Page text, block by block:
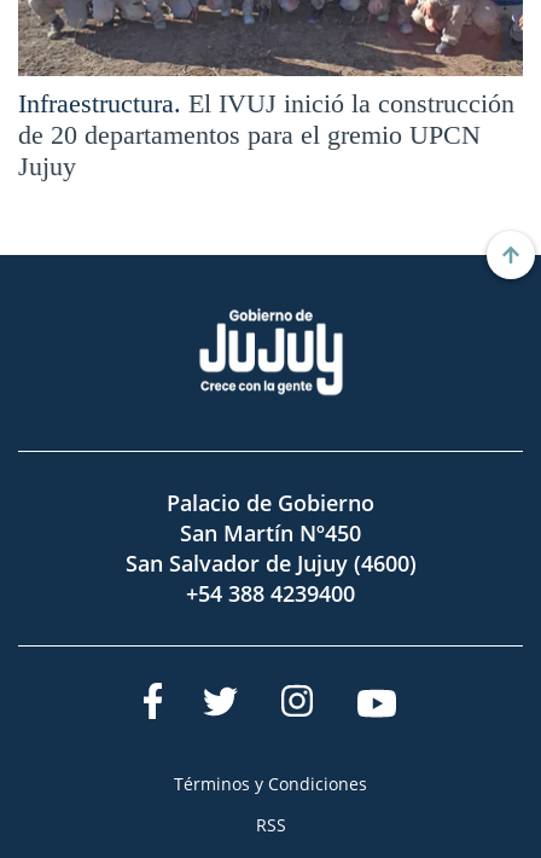
Infraestructura. El IVUJ inició la construcción
de 20 departamentos para el gremio UPCN
Jujuy
Palacio de Gobierno
San Martín Nº450
San Salvador de Jujuy (4600)
+54 388 4239400
Términos y Condiciones
RSS